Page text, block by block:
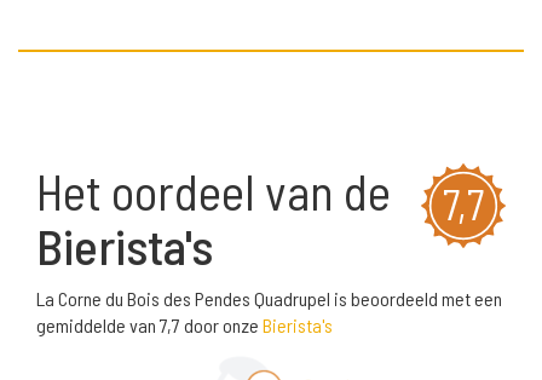
7,7
Het oordeel van de
Bierista's
La Corne du Bois des Pendes Quadrupel is beoordeeld met een
gemiddelde van 7,7 door onze Bierista's